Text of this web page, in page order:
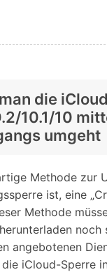
die
10.1/10
umgeht
Methode zur
ist, eine
Methode
noch
angebotenen
iCloud-Sperre